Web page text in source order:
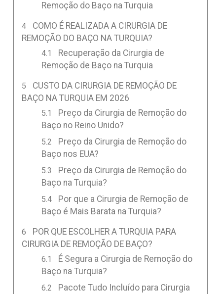
Remoção do Baço na Turquia
COMO É REALIZADA A CIRURGIA DE
REMOÇÃO DO BAÇO NA TURQUIA?
Recuperação da Cirurgia de
Remoção de Baço na Turquia
CUSTO DA CIRURGIA DE REMOÇÃO DE
BAÇO NA TURQUIA EM 2026
Preço da Cirurgia de Remoção do
Baço no Reino Unido?
Preço da Cirurgia de Remoção do
Baço nos EUA?
Preço da Cirurgia de Remoção do
Baço na Turquia?
Por que a Cirurgia de Remoção de
Baço é Mais Barata na Turquia?
POR QUE ESCOLHER A TURQUIA PARA
CIRURGIA DE REMOÇÃO DE BAÇO?
É Segura a Cirurgia de Remoção do
Baço na Turquia?
Pacote Tudo Incluído para Cirurgia